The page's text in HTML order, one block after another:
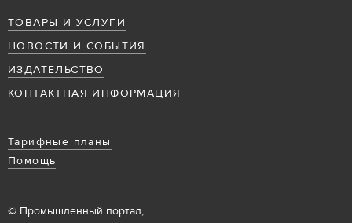
ТОВАРЫ И УСЛУГИ
НОВОСТИ И СОБЫТИЯ
ИЗДАТЕЛЬСТВО
КОНТАКТНАЯ ИНФОРМАЦИЯ
Тарифные планы
Помощь
© Промышленный портал,